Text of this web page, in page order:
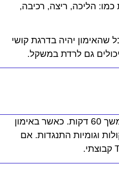
כמו: הליכה, ריצה, רכיבה,
שהאימון יהיה בדרגת קושי
גם לרדת במשקל.
אימון פרטי נע בסביבות 200 שקלים לפחות עבור אימון אחד למשך 60 דקות. כאשר באימון
וגומיות התנגדות. אם